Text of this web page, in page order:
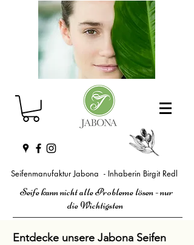
Seifenmanufaktur Jabona - Inhaberin Birgit Redl
Seife kann nicht alle Probleme lösen - nur
die Wichtigsten
Entdecke unsere Jabona Seifen